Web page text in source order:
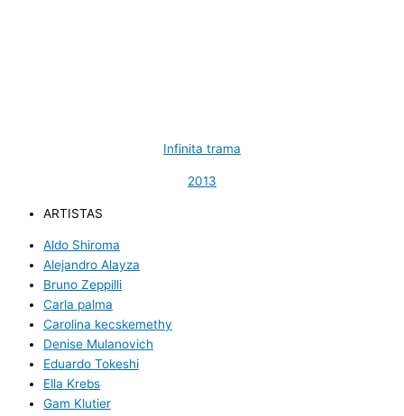
Infinita trama
2013
ARTISTAS
Aldo Shiroma
Alejandro Alayza
Bruno Zeppilli
Carla palma
Carolina kecskemethy
Denise Mulanovich
Eduardo Tokeshi
Ella Krebs
Gam Klutier